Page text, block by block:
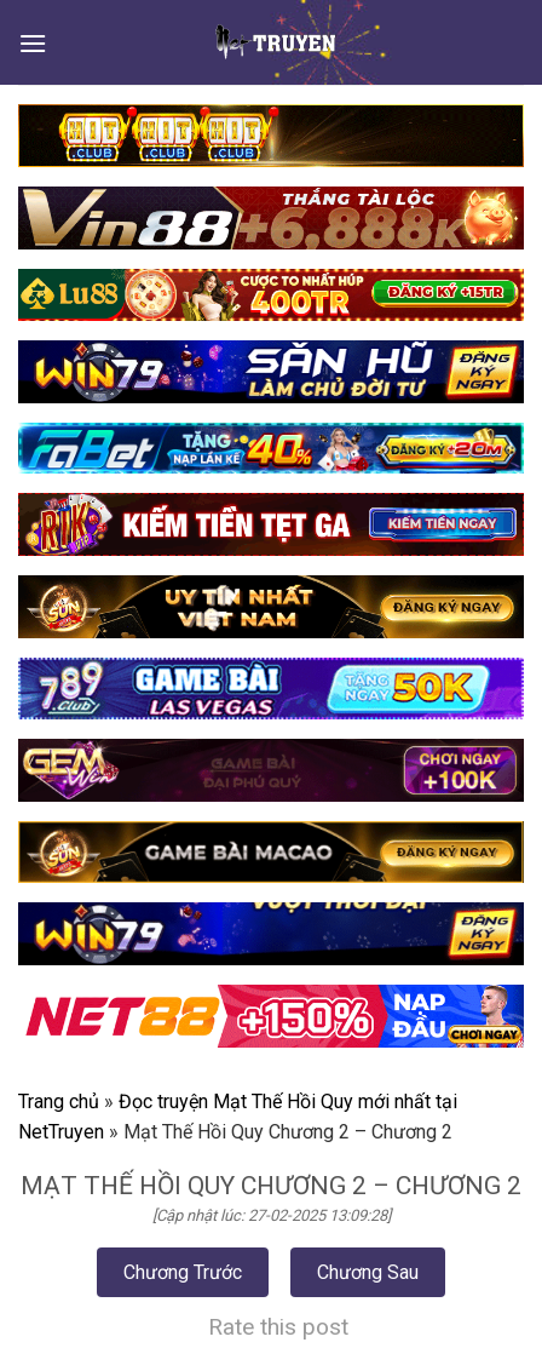
Trang chủ » Đọc truyện Mạt Thế Hồi Quy mới nhất tại
NetTruyen » Mạt Thế Hồi Quy Chương 2 – Chương 2
MẠT THẾ HỒI QUY CHƯƠNG 2 – CHƯƠNG 2
[Cập nhật lúc: 27-02-2025 13:09:28]
Chương Trước Chương Sau
Rate this post